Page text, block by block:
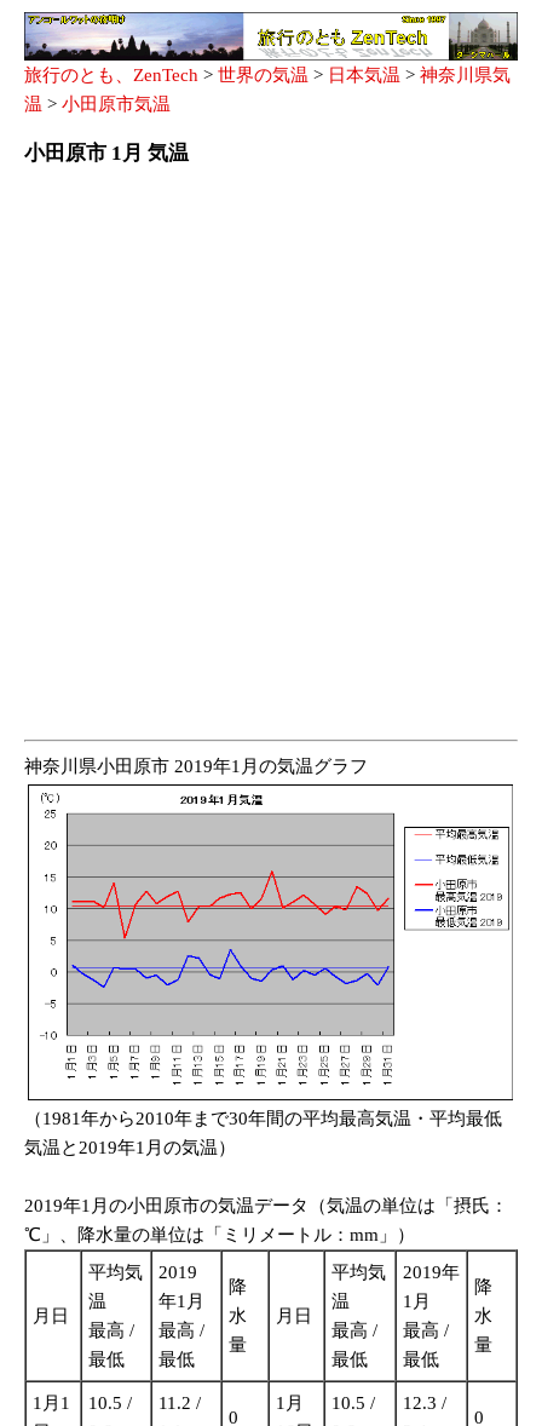
旅行のとも、ZenTech > 世界の気温 > 日本気温 > 神奈川県気
温 > 小田原市気温
小田原市 1月 気温
神奈川県小田原市 2019年1月の気温グラフ
（1981年から2010年まで30年間の平均最高気温・平均最低
気温と2019年1月の気温）
2019年1月の小田原市の気温データ（気温の単位は「摂氏：
℃」、降水量の単位は「ミリメートル：mm」）
月日
平均気
温
最高 /
最低
2019
年1月
最高 /
最低
降
水
量
月日
平均気
温
最高 /
最低
2019年
1月
最高 /
最低
降
水
量
1月1
10.5 /
11.2 /
0
1月
10.5 /
12.3 /
0